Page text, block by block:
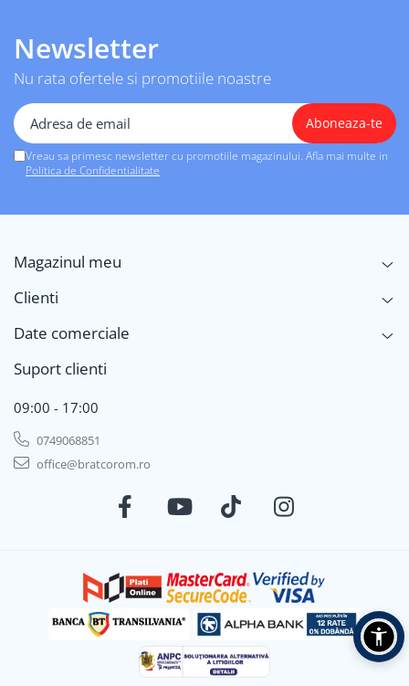
Newsletter
Nu rata ofertele si promotiile noastre
Vreau sa primesc newsletter cu promotiile magazinului. Afla mai multe in
Politica de Confidentialitate
Magazinul meu
Clienti
Date comerciale
Suport clienti
09:00 - 17:00
0749068851
office@bratcorom.ro